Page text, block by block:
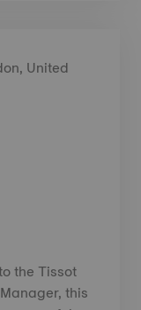
United
the Tissot
this